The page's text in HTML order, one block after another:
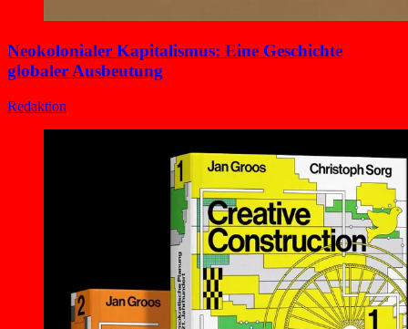
Neokolonialer Kapitalismus: Eine Geschichte
globaler Ausbeutung
Redaktion